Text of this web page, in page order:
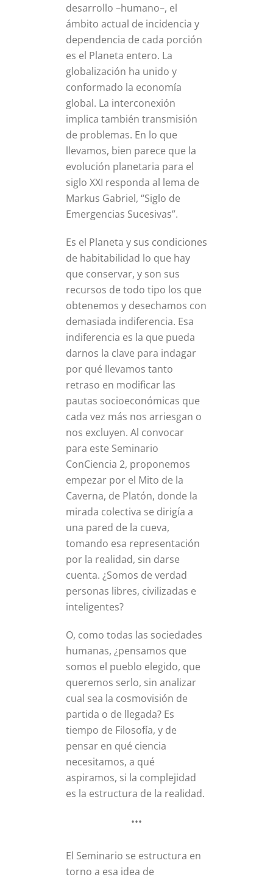
desarrollo –humano–, el
ámbito actual de incidencia y
dependencia de cada porción
es el Planeta entero. La
globalización ha unido y
conformado la economía
global. La interconexión
implica también transmisión
de problemas. En lo que
llevamos, bien parece que la
evolución planetaria para el
siglo XXI responda al lema de
Markus Gabriel, “Siglo de
Emergencias Sucesivas”.
Es el Planeta y sus condiciones
de habitabilidad lo que hay
que conservar, y son sus
recursos de todo tipo los que
obtenemos y desechamos con
demasiada indiferencia. Esa
indiferencia es la que pueda
darnos la clave para indagar
por qué llevamos tanto
retraso en modificar las
pautas socioeconómicas que
cada vez más nos arriesgan o
nos excluyen. Al convocar
para este Seminario
ConCiencia 2, proponemos
empezar por el Mito de la
Caverna, de Platón, donde la
mirada colectiva se dirigía a
una pared de la cueva,
tomando esa representación
por la realidad, sin darse
cuenta. ¿Somos de verdad
personas libres, civilizadas e
inteligentes?
O, como todas las sociedades
humanas, ¿pensamos que
somos el pueblo elegido, que
queremos serlo, sin analizar
cual sea la cosmovisión de
partida o de llegada? Es
tiempo de Filosofía, y de
pensar en qué ciencia
necesitamos, a qué
aspiramos, si la complejidad
es la estructura de la realidad.
•••
El Seminario se estructura en
torno a esa idea de